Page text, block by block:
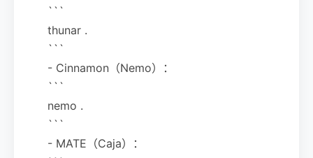
```
thunar .
```
- Cinnamon（Nemo）：
```
nemo .
```
- MATE（Caja）：